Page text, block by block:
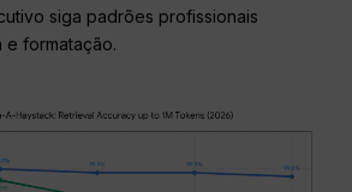
siga padrões profissionais
formatação.